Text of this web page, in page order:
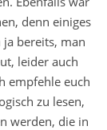
denn einiges
bereits, man
leider auch
empfehle euch
zu lesen,
werden, die in